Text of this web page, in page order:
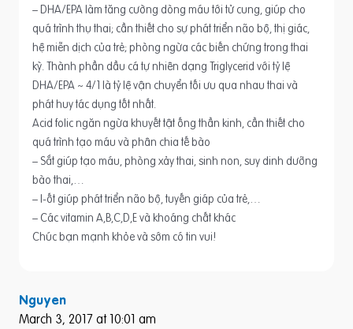
– DHA/EPA làm tăng cường dòng máu tới tử cung, giúp cho
quá trình thụ thai; cần thiết cho sự phát triển não bộ, thị giác,
hệ miễn dịch của trẻ; phòng ngừa các biến chứng trong thai
kỳ. Thành phần dầu cá tự nhiên dạng Triglycerid với tỷ lệ
DHA/EPA ~ 4/1 là tỷ lệ vận chuyển tối ưu qua nhau thai và
phát huy tác dụng tốt nhất.
Acid folic ngăn ngừa khuyết tật ống thần kinh, cần thiết cho
quá trình tạo máu và phân chia tế bào
– Sắt giúp tạo máu, phòng xảy thai, sinh non, suy dinh dưỡng
bào thai,…
– I-ốt giúp phát triển não bộ, tuyến giáp của trẻ,…
– Các vitamin A,B,C,D,E và khoáng chất khác
Chúc bạn mạnh khỏe và sớm có tin vui!
Nguyen
March 3, 2017 at 10:01 am